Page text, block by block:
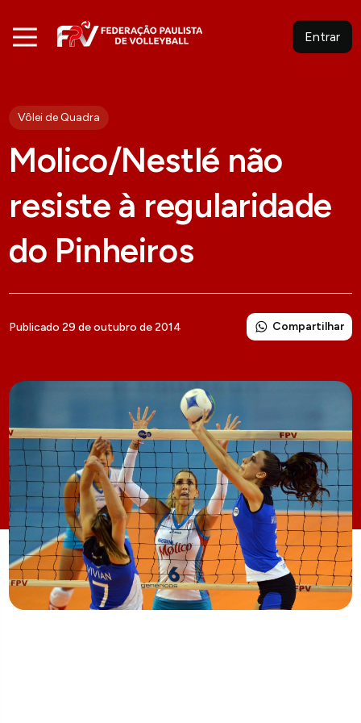
Entrar
Vôlei de Quadra
Molico/Nestlé não
resiste à regularidade
do Pinheiros
Publicado 29 de outubro de 2014 Compartilhar